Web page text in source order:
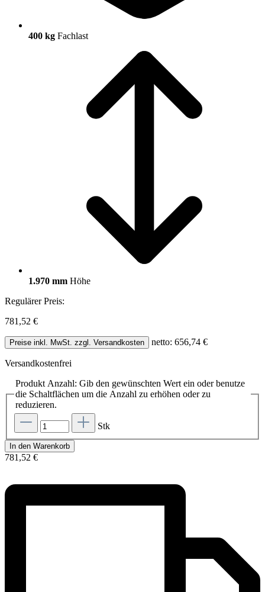
400 kg Fachlast
1.970 mm Höhe
Regulärer Preis:
781,52 €
Preise inkl. MwSt. zzgl. Versandkosten netto: 656,74 €
Versandkostenfrei
Produkt Anzahl: Gib den gewünschten Wert ein oder benutze
die Schaltflächen um die Anzahl zu erhöhen oder zu
reduzieren.
Stk
In den Warenkorb
781,52 €